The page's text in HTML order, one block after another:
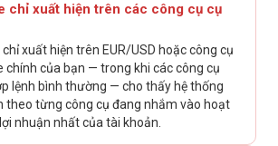
chỉ xuất hiện trên các công cụ cụ
xuất hiện trên EUR/USD hoặc công cụ
chính của bạn — trong khi các công cụ
lệnh bình thường — cho thấy hệ thống
theo từng công cụ đang nhắm vào hoạt
nhuận nhất của tài khoản.